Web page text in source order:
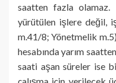
saatten fazla olamaz.
yürütülen işlere değil,
m.41/8; Yönetmelik
hesabında yarım
saati aşan süreler ise
çalışma için verilecek